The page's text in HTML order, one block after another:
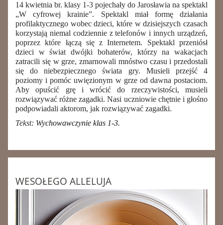
14 kwietnia br. klasy 1-3 pojechały do Jarosławia na spektakl
„W cyfrowej krainie”. Spektakl miał formę działania
profilaktycznego wobec dzieci, które w dzisiejszych czasach
korzystają niemal codziennie z telefonów i innych urządzeń,
poprzez które łączą się z Internetem. Spektakl przeniósł
dzieci w świat dwójki bohaterów, którzy na wakacjach
zatracili się w grze, zmarnowali mnóstwo czasu i przedostali
się do niebezpiecznego świata gry. Musieli przejść 4
poziomy i pomóc uwięzionym w grze od dawna postaciom.
Aby opuścić grę i wrócić do rzeczywistości, musieli
rozwiązywać różne zagadki. Nasi uczniowie chętnie i głośno
podpowiadali aktorom, jak rozwiązywać zagadki.
Tekst: Wychowawczynie klas 1-3.
WESOŁEGO ALLELUJA